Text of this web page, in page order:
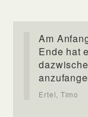
Am
Ende hat
Ertel, Timo